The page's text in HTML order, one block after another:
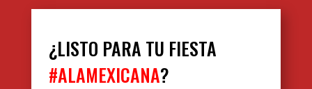
¿LISTO PARA TU FIESTA
#ALAMEXICANA?